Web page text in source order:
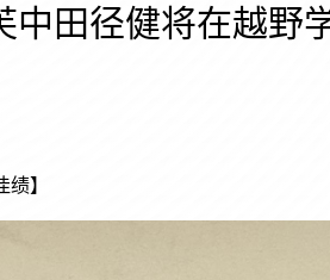
中田径健将在越野
】